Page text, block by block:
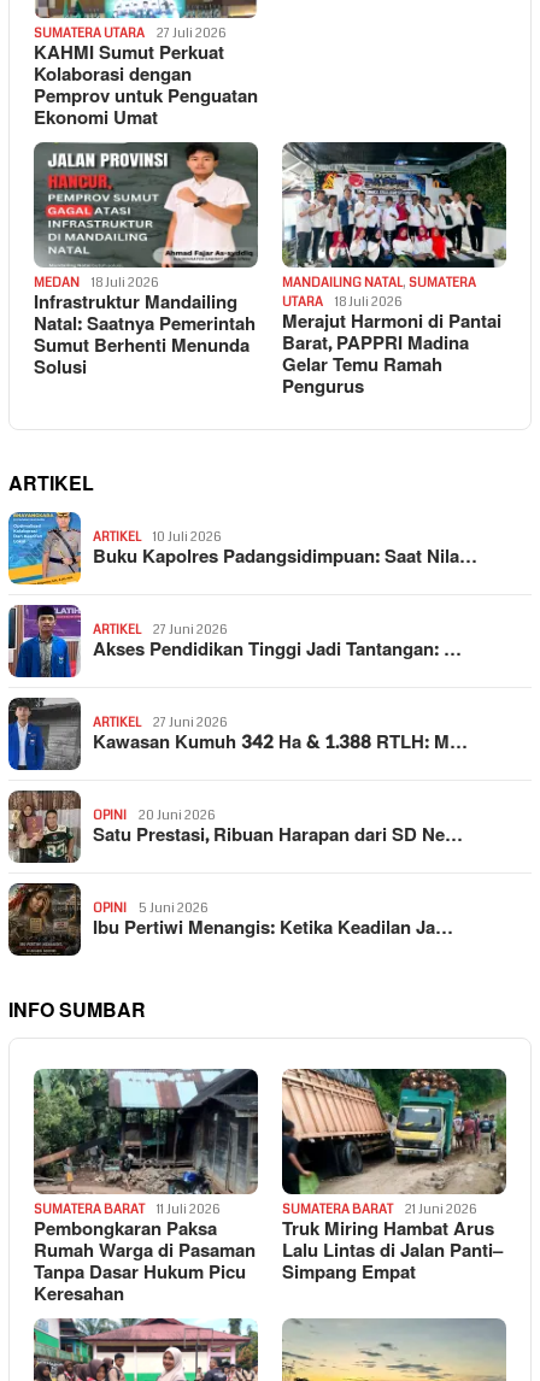
SUMATERA UTARA 27 Juli 2026
KAHMI Sumut Perkuat
Kolaborasi dengan
Pemprov untuk Penguatan
Ekonomi Umat
MEDAN 18 Juli 2026
Infrastruktur Mandailing
Natal: Saatnya Pemerintah
Sumut Berhenti Menunda
Solusi
MANDAILING NATAL, SUMATERA
UTARA
18 Juli 2026
Merajut Harmoni di Pantai
Barat, PAPPRI Madina
Gelar Temu Ramah
Pengurus
ARTIKEL
ARTIKEL 10 Juli 2026
Buku Kapolres Padangsidimpuan: Saat Nila…
ARTIKEL 27 Juni 2026
Akses Pendidikan Tinggi Jadi Tantangan: …
ARTIKEL 27 Juni 2026
Kawasan Kumuh 342 Ha & 1.388 RTLH: M…
OPINI 20 Juni 2026
Satu Prestasi, Ribuan Harapan dari SD Ne…
OPINI 5 Juni 2026
Ibu Pertiwi Menangis: Ketika Keadilan Ja…
INFO SUMBAR
SUMATERA BARAT 11 Juli 2026
Pembongkaran Paksa
Rumah Warga di Pasaman
Tanpa Dasar Hukum Picu
Keresahan
SUMATERA BARAT 21 Juni 2026
Truk Miring Hambat Arus
Lalu Lintas di Jalan Panti–
Simpang Empat